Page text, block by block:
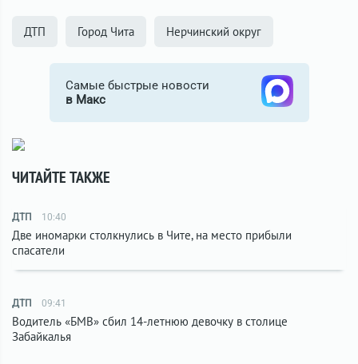
ДТП Город Чита Нерчинский округ
Самые быстрые новости
в Макс
ЧИТАЙТЕ ТАКЖЕ
ДТП 10:40
Две иномарки столкнулись в Чите, на место прибыли
спасатели
ДТП 09:41
Водитель «БМВ» сбил 14-летнюю девочку в столице
Забайкалья